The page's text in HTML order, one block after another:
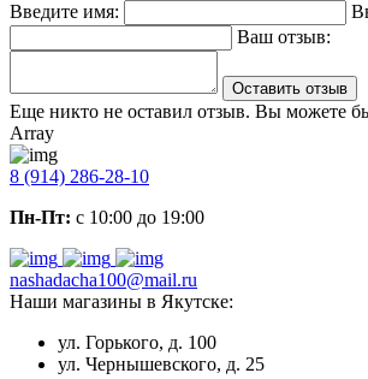
Введите имя:
Ваш отзыв:
Оставить отзыв
Еще никто не оставил отзыв. Вы можете
Array
8 (914) 286-28-10
Пн-Пт: с 10:00 до 19:00
nashadacha100@mail.ru
Наши магазины в Якутске:
ул. Горького, д. 100
ул. Чернышевского, д. 25